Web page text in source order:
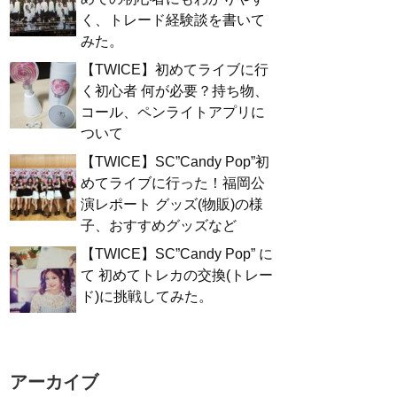
く、トレード経験談を書いて
みた。
【TWICE】初めてライブに行
く初心者 何が必要？持ち物、
コール、ペンライトアプリに
ついて
【TWICE】SC”Candy Pop”初
めてライブに行った！福岡公
演レポート グッズ(物販)の様
子、おすすめグッズなど
【TWICE】SC”Candy Pop” に
て 初めてトレカの交換(トレー
ド)に挑戦してみた。
アーカイブ